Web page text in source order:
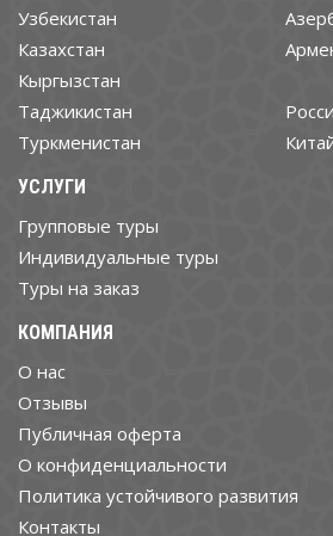
Узбекистан
Казахстан
Кыргызстан
Таджикистан
Туркменистан
УСЛУГИ
Групповые туры
Индивидуальные туры
Туры на заказ
КОМПАНИЯ
О нас
Отзывы
Публичная оферта
О конфиденциальности
Политика устойчивого развития
Контакты